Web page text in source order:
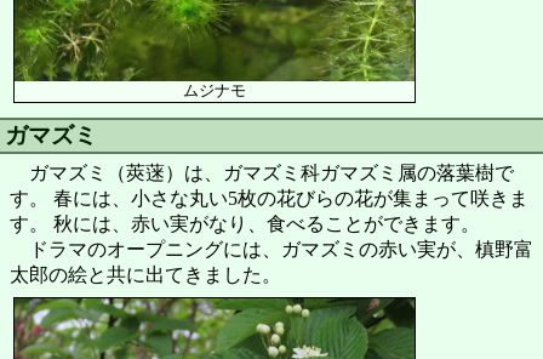
ムジナモ
ガマズミ
ガマズミ（莢蒾）は、ガマズミ科ガマズミ属の落葉樹で
す。 春には、小さな丸い5枚の花びらの花が集まって咲きま
す。 秋には、赤い実がなり、食べることができます。
ドラマのオープニングには、ガマズミの赤い実が、槙野富
太郎の絵と共に出てきました。